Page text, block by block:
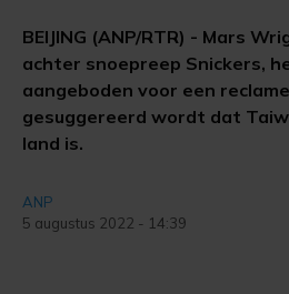
BEIJING (ANP/RTR) - Mars
achter snoepreep Snickers,
aangeboden voor een
gesuggereerd wordt dat
land is.
ANP
5 augustus 2022 - 14:39